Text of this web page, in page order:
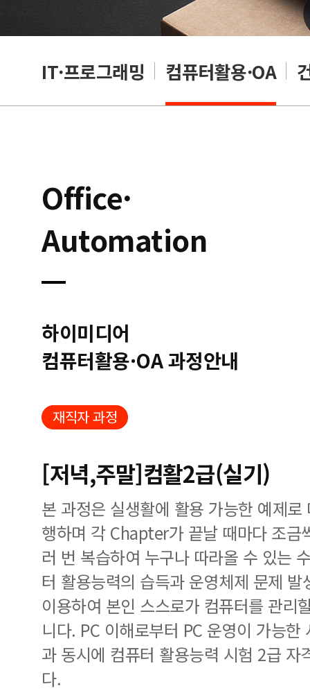
IT·프로그래밍 컴퓨터활용·OA
Office·
Automation
하이미디어
컴퓨터활용·OA 과정안내
재직자 과정
[저녁,주말]컴활2급(실기)
본 과정은 실생활에 활용 가능한 예제
행하며 각 Chapter가 끝날 때마다 조금
러 번 복습하여 누구나 따라올 수 있는
터 활용능력의 습득과 운영체제 문제
이용하여 본인 스스로가 컴퓨터를 관리
니다. PC 이해로부터 PC 운영이 가능
과 동시에 컴퓨터 활용능력 시험 2급 자
다.